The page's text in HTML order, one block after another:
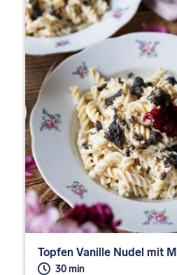
Topfen Vanille Nudel mit
30 min